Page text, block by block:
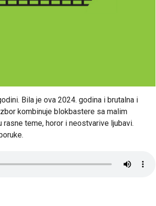
Bila je ova 2024. godina i brutalna i
kombinuje blokbastere sa malim
teme, horor i neostvarive ljubavi.